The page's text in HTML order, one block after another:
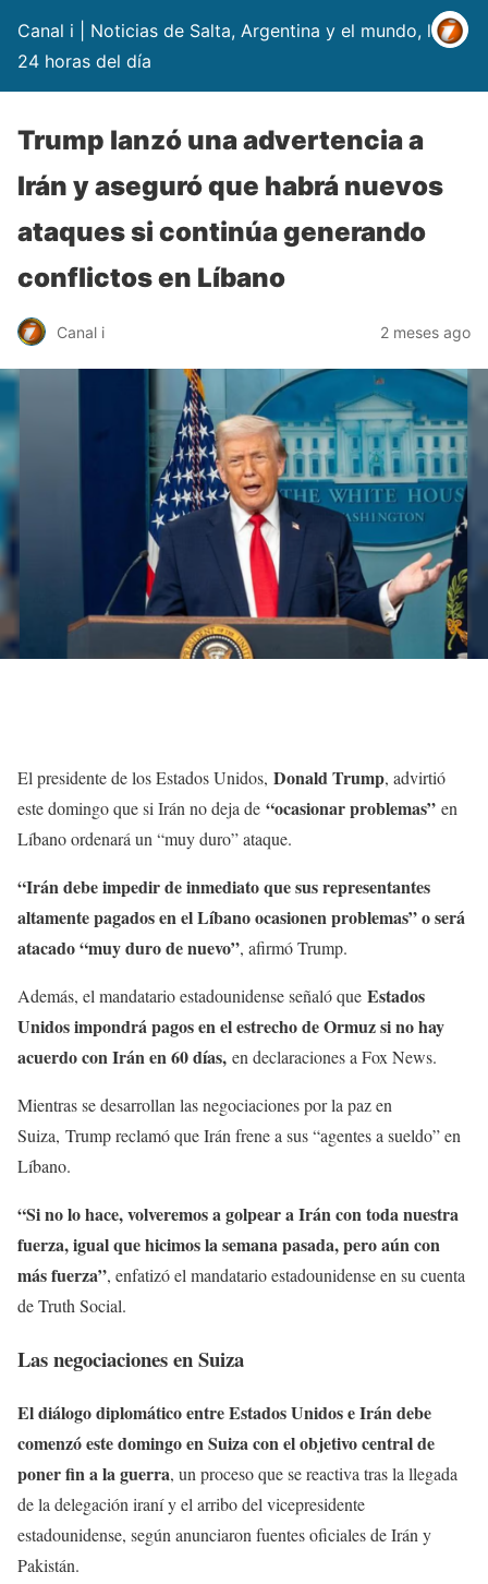
Canal i | Noticias de Salta, Argentina y el mundo, las
24 horas del día
Trump lanzó una advertencia a
Irán y aseguró que habrá nuevos
ataques si continúa generando
conflictos en Líbano
Canal i 2 meses ago
El presidente de los Estados Unidos, Donald Trump, advirtió
este domingo que si Irán no deja de “ocasionar problemas” en
Líbano ordenará un “muy duro” ataque.
“Irán debe impedir de inmediato que sus representantes
altamente pagados en el Líbano ocasionen problemas” o será
atacado “muy duro de nuevo”, afirmó Trump.
Además, el mandatario estadounidense señaló que Estados
Unidos impondrá pagos en el estrecho de Ormuz si no hay
acuerdo con Irán en 60 días, en declaraciones a Fox News.
Mientras se desarrollan las negociaciones por la paz en
Suiza, Trump reclamó que Irán frene a sus “agentes a sueldo” en
Líbano.
“Si no lo hace, volveremos a golpear a Irán con toda nuestra
fuerza, igual que hicimos la semana pasada, pero aún con
más fuerza”, enfatizó el mandatario estadounidense en su cuenta
de Truth Social.
Las negociaciones en Suiza
El diálogo diplomático entre Estados Unidos e Irán debe
comenzó este domingo en Suiza con el objetivo central de
poner fin a la guerra, un proceso que se reactiva tras la llegada
de la delegación iraní y el arribo del vicepresidente
estadounidense, según anunciaron fuentes oficiales de Irán y
Pakistán.